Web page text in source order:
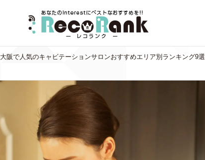
大阪で人気のキャビテーションサロンおすすめエリア別ランキング9選